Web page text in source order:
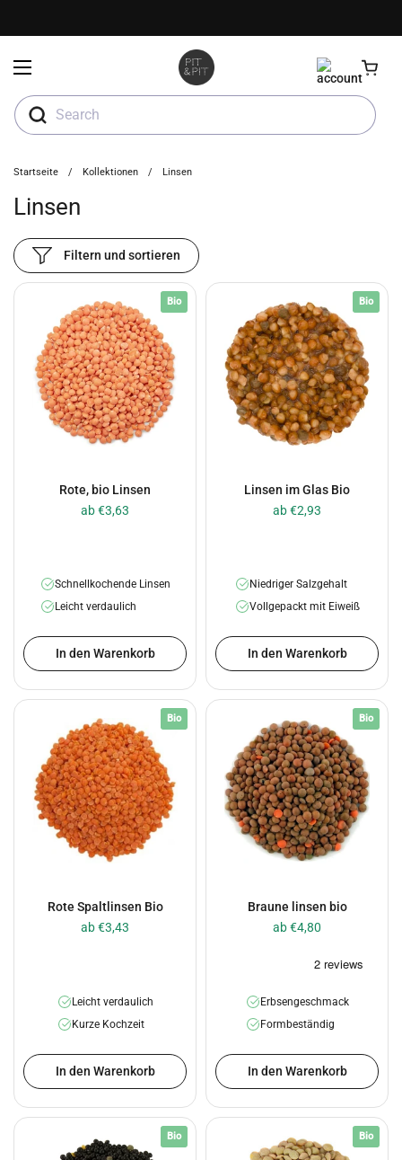
Search
Menü öffnen
Startseite / Kollektionen / Linsen
Linsen
Filtern und sortieren
Rote, bio Linsen
ab €3,63
Schnellkochende Linsen
Leicht verdaulich
In den Warenkorb
Bio
Linsen im Glas Bio
ab €2,93
Niedriger Salzgehalt
Vollgepackt mit Eiweiß
In den Warenkorb
Bio
Rote Spaltlinsen Bio
ab €3,43
Leicht verdaulich
Kurze Kochzeit
In den Warenkorb
Bio
Braune linsen bio
ab €4,80
Erbsengeschmack
Formbeständig
In den Warenkorb
Bio
Bio Bio